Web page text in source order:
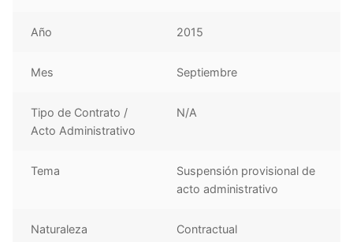
Año 2015
Mes Septiembre
Tipo de Contrato /
Acto Administrativo
N/A
Tema
Suspensión provisional de
acto administrativo
Naturaleza Contractual